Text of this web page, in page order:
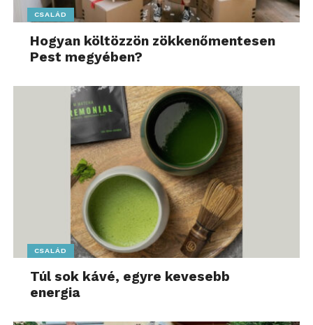
CSALÁD
Hogyan költözzön zökkenőmentesen
Pest megyében?
CSALÁD
Túl sok kávé, egyre kevesebb
energia